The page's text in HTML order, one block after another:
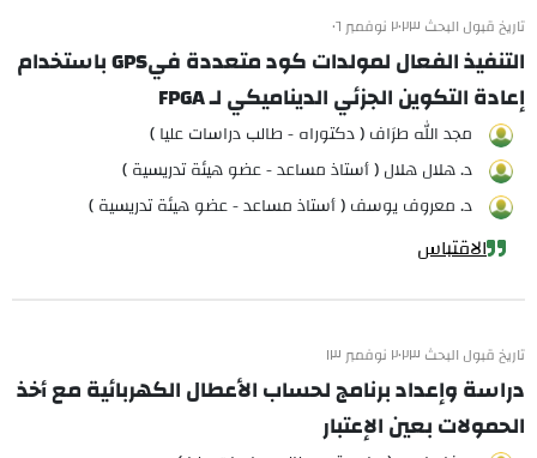
تاريخ قبول البحث ٢٠٢٣ نوفمبر ٠٦
التنفيذ الفعال لمولدات كود متعددة فيGPS باستخدام
إعادة التكوين الجزئي الديناميكي لـ FPGA
مجد الله طرَاف ( دكتوراه - طالب دراسات عليا )
د. هلال هلال ( أستاذ مساعد - عضو هيئة تدريسية )
د. معروف يوسف ( أستاذ مساعد - عضو هيئة تدريسية )
الاقتباس
تاريخ قبول البحث ٢٠٢٣ نوفمبر ١٣
دراسة وإعداد برنامج لحساب الأعطال الكهربائية مع أخذ
الحمولات بعين الإعتبار